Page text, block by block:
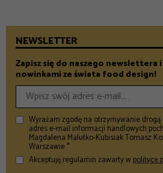
NEWSLETTER
Zapisz się do naszego newslettera i
nowinkami ze świata food design!
Wyrażam zgodę na otrzymywanie
adres e-mail informacji handlowych
Magdalena Malutko-Kubisiak Tomasz
Warszawie *
Akceptuję regulamin zawarty wpolityce